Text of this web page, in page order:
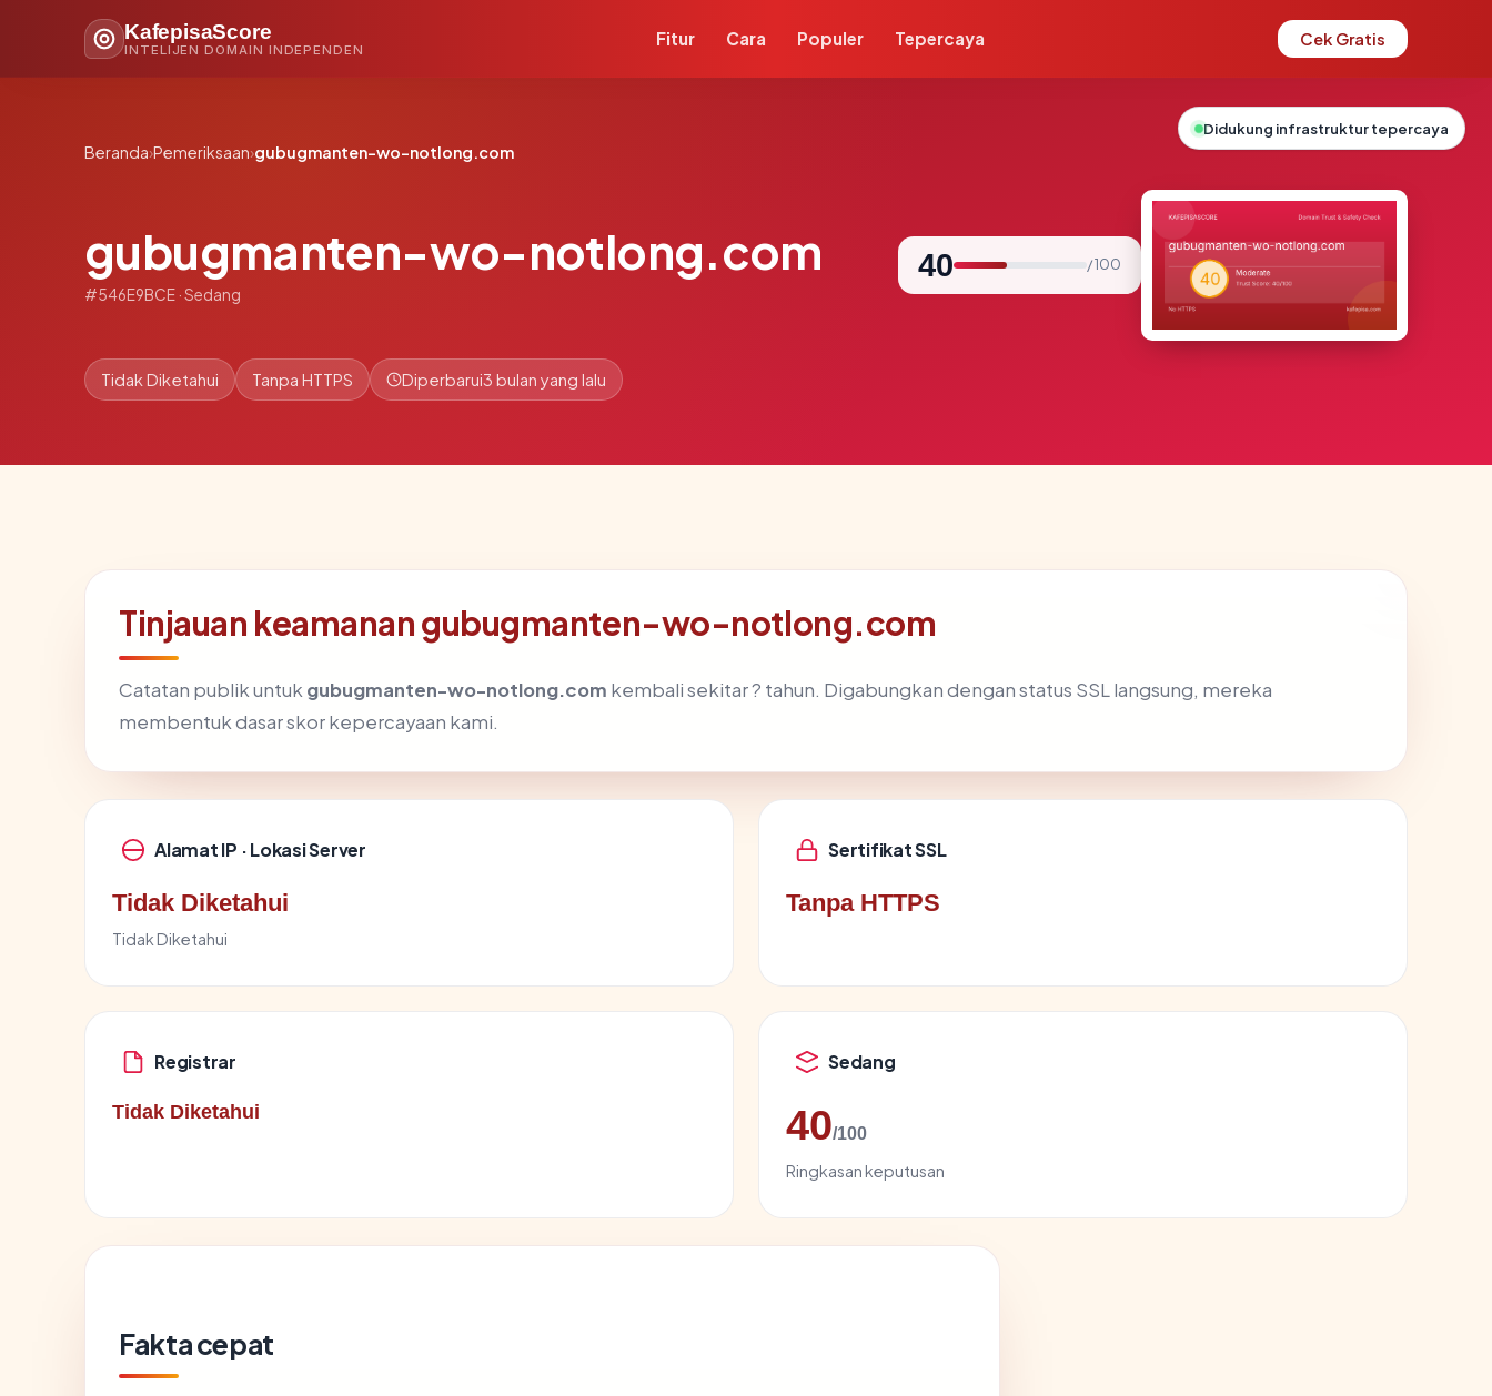
KafepisaScore
INTELIJEN DOMAIN INDEPENDEN
Fitur Cara Populer Tepercaya Cek Gratis
Beranda›Pemeriksaan›gubugmanten-wo-notlong.com
gubugmanten-wo-notlong.com
#546E9BCE · Sedang
40 / 100
Tidak Diketahui Tanpa HTTPS Diperbarui3 bulan yang lalu
Tinjauan keamanan gubugmanten-wo-notlong.com
Catatan publik untuk gubugmanten-wo-notlong.com kembali sekitar ? tahun. Digabungkan dengan status SSL langsung, mereka
membentuk dasar skor kepercayaan kami.
Alamat IP · Lokasi Server
Tidak Diketahui
Tidak Diketahui
Sertifikat SSL
Tanpa HTTPS
Registrar
Tidak Diketahui
Sedang
40/100
Ringkasan keputusan
Fakta cepat
Didukung infrastruktur tepercaya